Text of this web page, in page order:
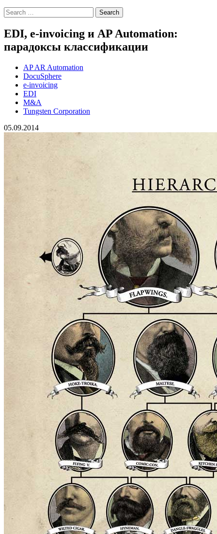
EDI, e-invoicing и AP Automation:
парадоксы классификации
AP AR Automation
DocuSphere
e-invoicing
EDI
M&A
Tungsten Corporation
05.09.2014